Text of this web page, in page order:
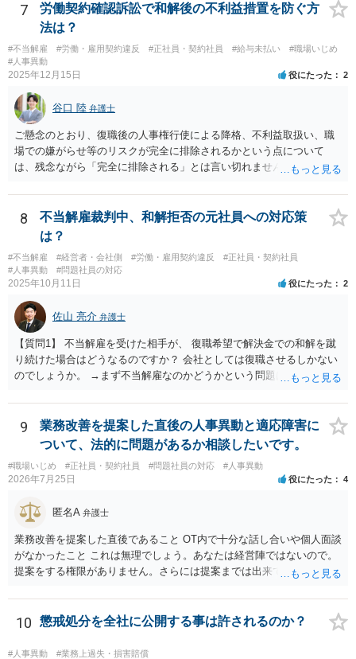
7
労働契約確認訴訟で和解後の不利益措置を防ぐ方
法は？
#不当解雇 #労働・雇用契約違反 #正社員・契約社員 #給与未払い
#職場いじめ
#人事異動
2025年12月15日 役にたった 2
谷口 陸 弁護士
ご懸念のとおり、復職後の人事権行使による降格、不利益取扱い、職
場での嫌がらせ等のリスクが完全に排除されるかという点について
は、残念ながら「完全に排除される」とは言い切れません。 理論上
「不利益取扱いの禁止」を入れることも可能 ではありますが、人事評
価や配置、業務内容の変更といった形で行われる間接的な不利益を、
事前に完全に防ぐことは困難なのが実務の現実です。特に外資系企業
の場合、評価制度や職務再編の裁量が広く、形式的には合法に見える
対応が取られる余地も否定できません。
8
不当解雇裁判中、和解拒否の元社員への対応策
は？
#不当解雇 #経営者・会社側 #労働・雇用契約違反
#正社員・契約社員
#人事異動
#問題社員の対応
2025年10月11日 役にたった 2
佐山 亮介 弁護士
【質問1】 不当解雇を受けた相手が、 復職希望で解決金での和解を蹴
り続けた場合はどうなるのですか？ 会社としては復職させるしかない
のでしょうか。 →まず不当解雇なのかどうかという問題はあります
れば、復職させるしかありません。 早期に復職させないと一度に払わ
なくてはならないバックアップペイの金額がどんどん増していき会計
的に大ダメージになりますのでご注意下さい。 【質問2】 復職させた
くない場合、どのような解決が考えられますか？ →裁判官が解雇無効
に傾いているなら他の手立てはありません。 和解金額を上乗せしてみ
るのは一案ですが相手がなびかないならば復職させるしかないです。
【質問3】 あるいは、復職させた後、 人事考課の評価次第では、 遠く
のエリアに左遷したり、 降格しても、退職に追いやるのは構わないで
すか？ →実態の伴わないあからさまなものは再び裁判で違法無効とさ
れるおそれがありますが、一般論として人事考課や事業方針に見合っ
た異動はあり得るでしょう。
9
業務改善を提案した直後の人事異動と適応障害に
ついて、法的に問題があるか相談したいです。
#職場いじめ #正社員・契約社員 #問題社員の対応 #人事異動
2026年7月25日 役にたった 4
匿名A 弁護士
業務改善を提案した直後であること OT内で十分な話し合いや個人面談
がなかったこと これは無理でしょう。あなたは経営陣ではないので。
提案をする権限がありません。さらには提案までは出来ても、会社が
況を報告する義務もありません。 権限がないことをして、相手が応じ
ないのは当然で、それで適応障害になっても、そもそも相手は適法で
10 懲戒処分を全社に公開する事は許されるのか？
#人事異動 #業務上過失・損害賠償